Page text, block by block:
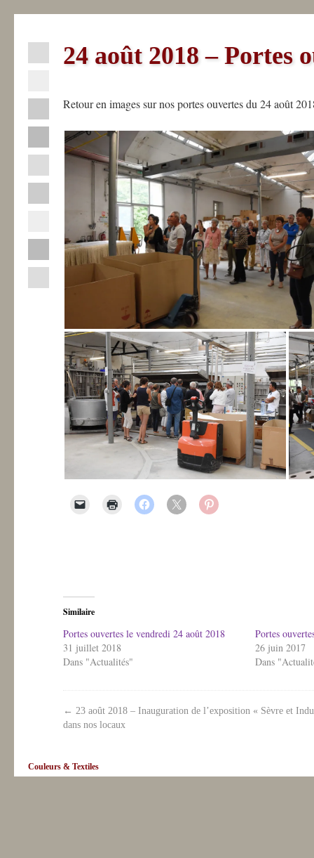
Actualités
Fabrique
Professionnels
Industriels
24 août 2018 – Portes
Retour en images sur nos portes ouvertes du 24 août
Similaire
Portes ouvertes le vendredi 24 août 2018
31 juillet 2018
Dans "Actualités"
Portes
26 juin 2017
Dans
← 23 août 2018 – Inauguration de l’exposition « Sèvre et
dans nos locaux
Couleurs & Textiles